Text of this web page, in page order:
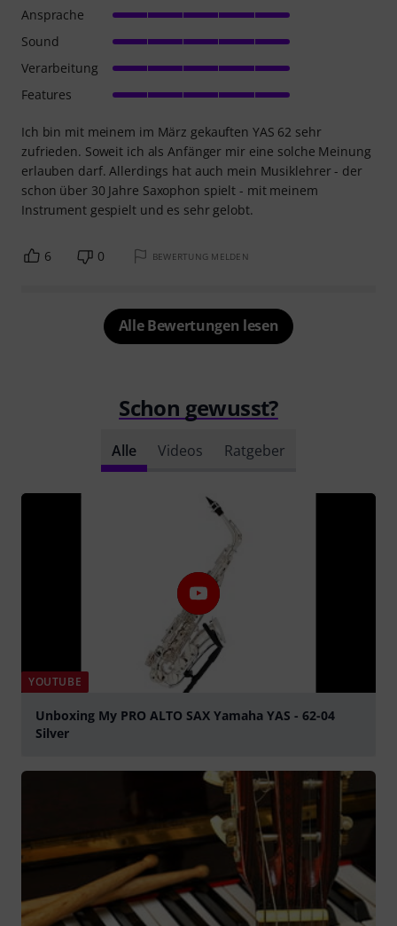
Ich bin mit meinem im März gekauften YAS 62 sehr
zufrieden. Soweit ich als Anfänger mir eine solche Meinung
erlauben darf. Allerdings hat auch mein Musiklehrer - der
schon über 30 Jahre Saxophon spielt - mit meinem
Instrument gespielt und es sehr gelobt.
Ansprache
Sound
Verarbeitung
Features
6 0 BEWERTUNG MELDEN
Alle Bewertungen lesen
Schon gewusst?
Alle Videos Ratgeber
YOUTUBE
Unboxing My PRO ALTO SAX Yamaha YAS - 62-04
Silver